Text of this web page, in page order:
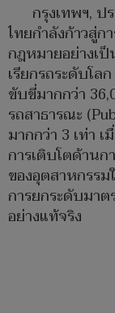
กรุงเทพฯ, ป
ไทยกำลังก้าวสู่
กฎหมายอย่างเ
เรียกรถระดับโล
ขับขี่มากกว่า
รถสาธารณะ
มากกว่า 3 เท่า
การเติบโตด้าน
ของอุตสาหกรร
การยกระดับมา
อย่างแท้จริง